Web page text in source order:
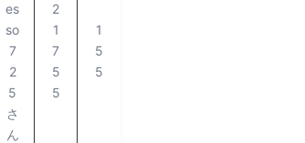
es
so
7
2
5
さ
ん
2
1
7
5
5
1
5
5